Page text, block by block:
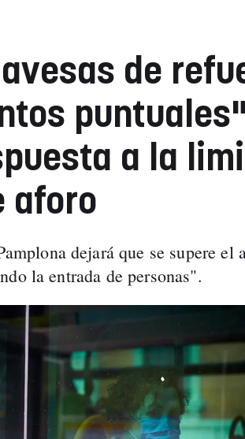
de
a la
aforo
dejará que se supere el
la entrada de personas".